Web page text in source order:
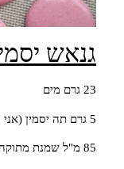
גנאש
23 גרם מים
5 גרם תה יסמין (אני השתמשתי בפרחי יסמין מיובשים)
85 מ"ל שמנת מתוקה